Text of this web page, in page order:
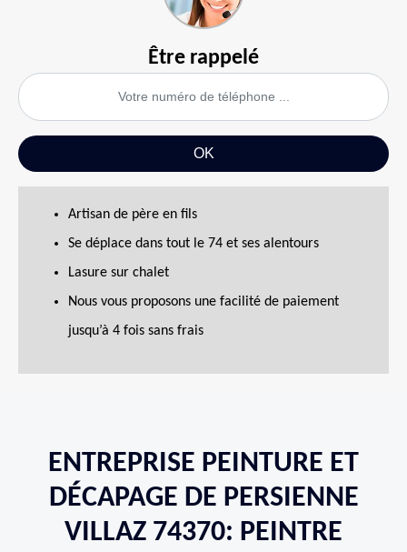
Être rappelé
Artisan de père en fils
Se déplace dans tout le 74 et ses alentours
Lasure sur chalet
Nous vous proposons une facilité de paiement
jusqu’à 4 fois sans frais
ENTREPRISE PEINTURE ET
DÉCAPAGE DE PERSIENNE
VILLAZ 74370: PEINTRE